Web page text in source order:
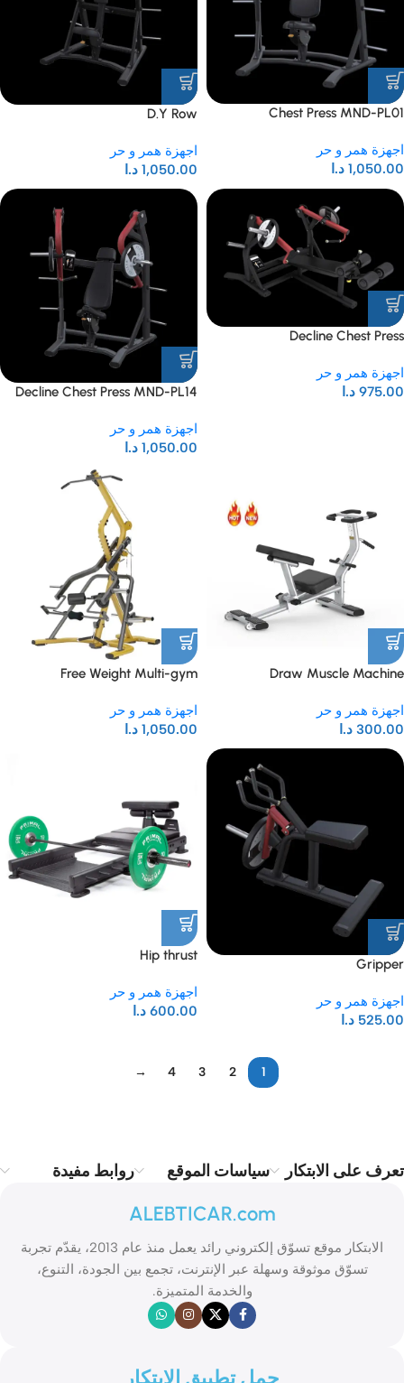
Chest Press MND-PL01
اجهزة همر و حر
1,050.00 د.ا
D.Y Row
اجهزة همر و حر
1,050.00 د.ا
Decline Chest Press
اجهزة همر و حر
975.00 د.ا Decline Chest Press MND-PL14
اجهزة همر و حر
1,050.00 د.ا
Draw Muscle Machine
اجهزة همر و حر
300.00 د.ا
Free Weight Multi-gym
اجهزة همر و حر
1,050.00 د.ا
Gripper
اجهزة همر و حر
525.00 د.ا
Hip thrust
اجهزة همر و حر
600.00 د.ا
1
2
3
4
→
تعرف على الابتكار سياسات الموقع روابط مفيدة
ALEBTICAR.com
الابتكار موقع تسوّق إلكتروني رائد يعمل منذ عام 2013، يقدّم تجربة
تسوّق موثوقة وسهلة عبر الإنترنت، تجمع بين الجودة، التنوع،
والخدمة المتميزة.